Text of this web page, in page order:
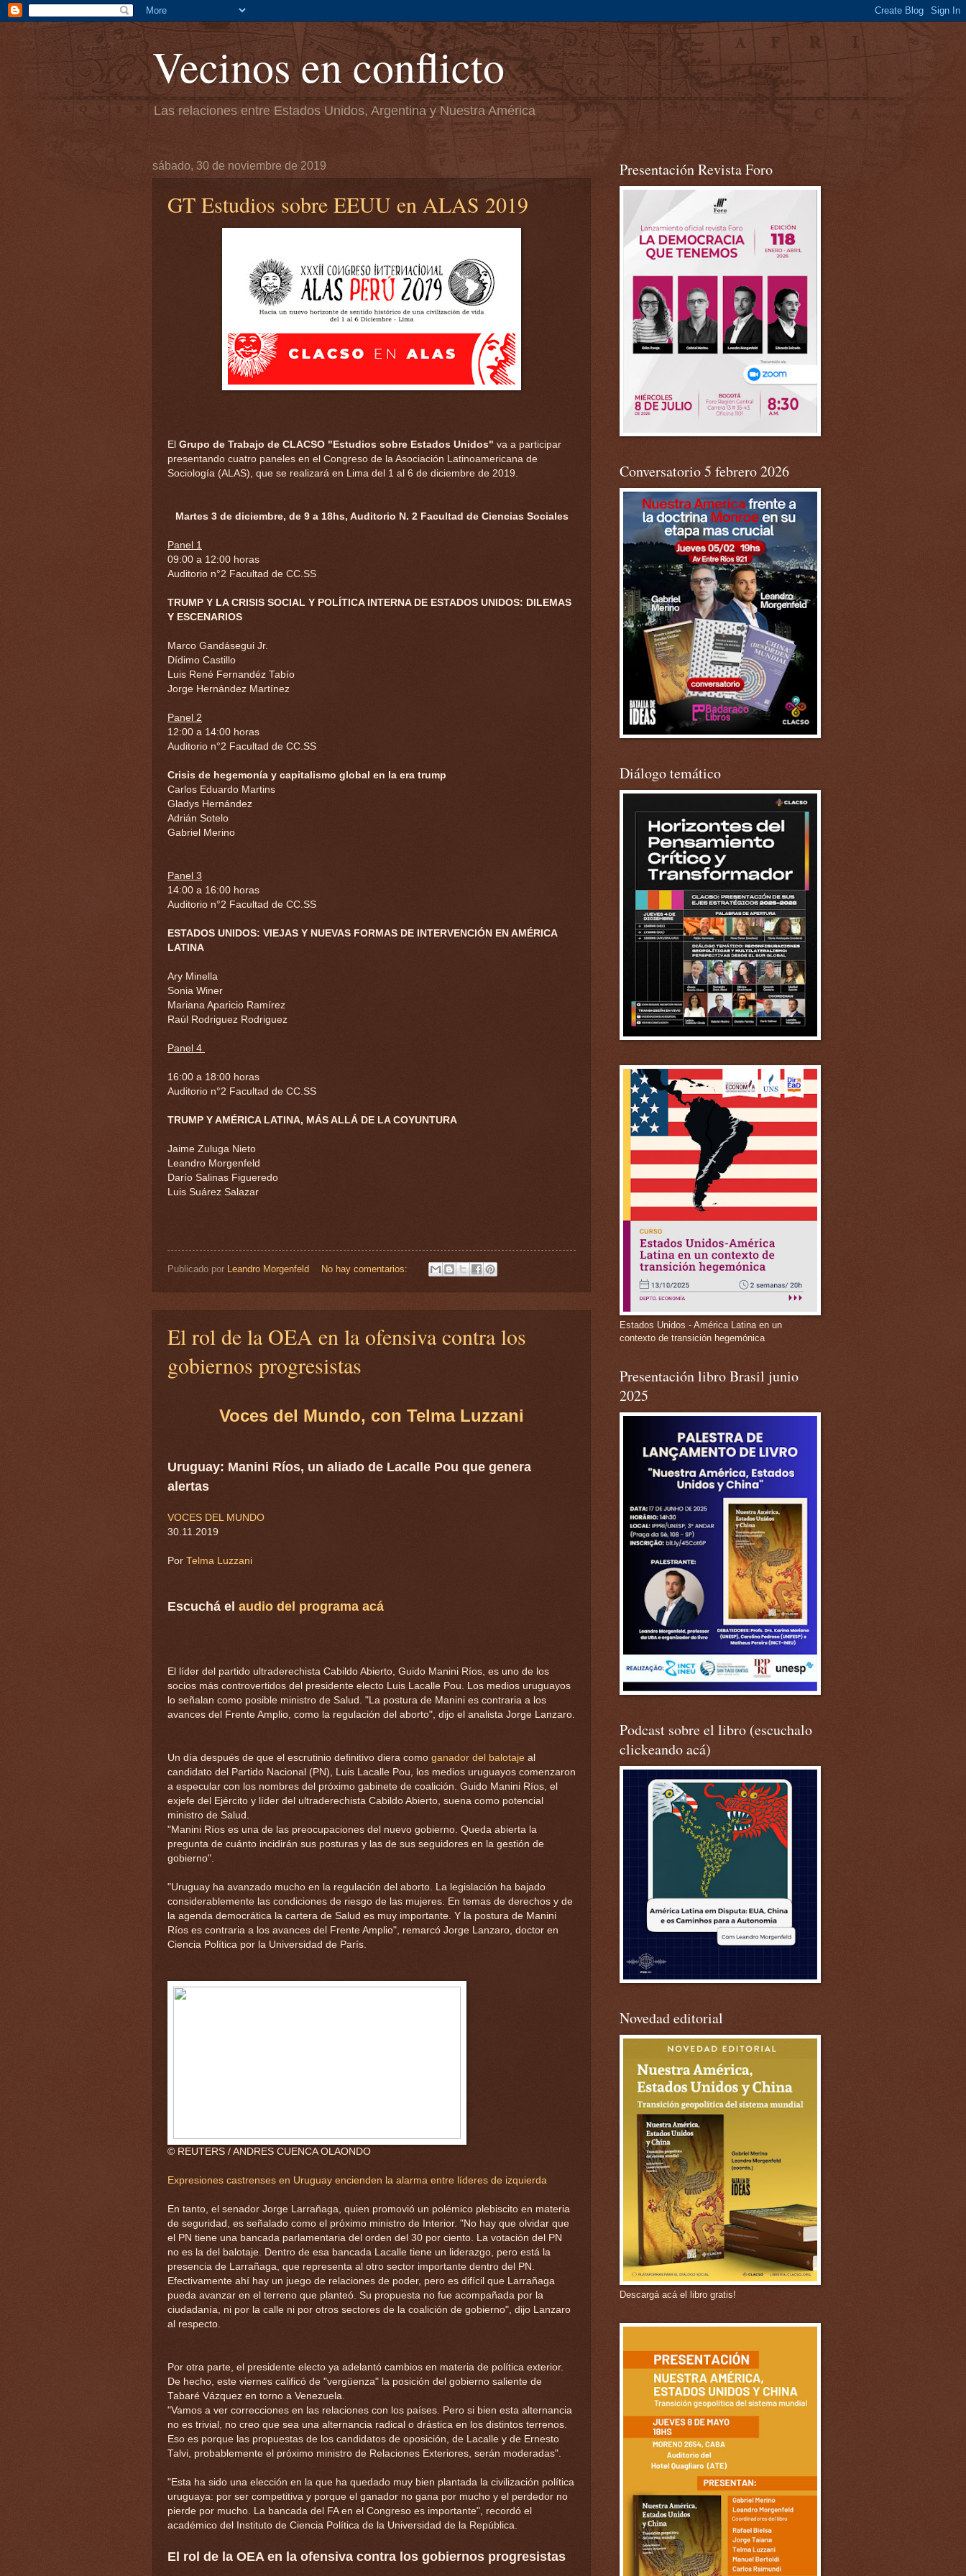
Vecinos en conflicto
Las relaciones entre Estados Unidos, Argentina y Nuestra América
sábado, 30 de noviembre de 2019
GT Estudios sobre EEUU en ALAS 2019
El Grupo de Trabajo de CLACSO "Estudios sobre Estados Unidos" va a participar
presentando cuatro paneles en el Congreso de la Asociación Latinoamericana de
Sociología (ALAS), que se realizará en Lima del 1 al 6 de diciembre de 2019.
Martes 3 de diciembre, de 9 a 18hs, Auditorio N. 2 Facultad de Ciencias Sociales
Panel 1
09:00 a 12:00 horas
Auditorio n°2 Facultad de CC.SS
TRUMP Y LA CRISIS SOCIAL Y POLÍTICA INTERNA DE ESTADOS UNIDOS: DILEMAS
Y ESCENARIOS
Marco Gandásegui Jr.
Dídimo Castillo
Luis René Fernandéz Tabío
Jorge Hernández Martínez
Panel 2
12:00 a 14:00 horas
Auditorio n°2 Facultad de CC.SS
Crisis de hegemonía y capitalismo global en la era trump
Carlos Eduardo Martins
Gladys Hernández
Adrián Sotelo
Gabriel Merino
Panel 3
14:00 a 16:00 horas
Auditorio n°2 Facultad de CC.SS
ESTADOS UNIDOS: VIEJAS Y NUEVAS FORMAS DE INTERVENCIÓN EN AMÉRICA
LATINA
Ary Minella
Sonia Winer
Mariana Aparicio Ramírez
Raúl Rodriguez Rodriguez
Panel 4
16:00 a 18:00 horas
Auditorio n°2 Facultad de CC.SS
TRUMP Y AMÉRICA LATINA, MÁS ALLÁ DE LA COYUNTURA
Jaime Zuluga Nieto
Leandro Morgenfeld
Darío Salinas Figueredo
Luis Suárez Salazar
Publicado por Leandro Morgenfeld No hay comentarios:
El rol de la OEA en la ofensiva contra los
gobiernos progresistas
Voces del Mundo, con Telma Luzzani
Uruguay: Manini Ríos, un aliado de Lacalle Pou que genera
alertas
VOCES DEL MUNDO
30.11.2019
Por Telma Luzzani
Escuchá el audio del programa acá
El líder del partido ultraderechista Cabildo Abierto, Guido Manini Ríos, es uno de los
socios más controvertidos del presidente electo Luis Lacalle Pou. Los medios uruguayos
lo señalan como posible ministro de Salud. "La postura de Manini es contraria a los
avances del Frente Amplio, como la regulación del aborto", dijo el analista Jorge Lanzaro.
Un día después de que el escrutinio definitivo diera como ganador del balotaje al
candidato del Partido Nacional (PN), Luis Lacalle Pou, los medios uruguayos comenzaron
a especular con los nombres del próximo gabinete de coalición. Guido Manini Ríos, el
exjefe del Ejército y líder del ultraderechista Cabildo Abierto, suena como potencial
ministro de Salud.
"Manini Ríos es una de las preocupaciones del nuevo gobierno. Queda abierta la
pregunta de cuánto incidirán sus posturas y las de sus seguidores en la gestión de
gobierno".
"Uruguay ha avanzado mucho en la regulación del aborto. La legislación ha bajado
considerablemente las condiciones de riesgo de las mujeres. En temas de derechos y de
la agenda democrática la cartera de Salud es muy importante. Y la postura de Manini
Ríos es contraria a los avances del Frente Amplio", remarcó Jorge Lanzaro, doctor en
Ciencia Política por la Universidad de París.
© REUTERS / ANDRES CUENCA OLAONDO
Expresiones castrenses en Uruguay encienden la alarma entre líderes de izquierda
En tanto, el senador Jorge Larrañaga, quien promovió un polémico plebiscito en materia
de seguridad, es señalado como el próximo ministro de Interior. "No hay que olvidar que
el PN tiene una bancada parlamentaria del orden del 30 por ciento. La votación del PN
no es la del balotaje. Dentro de esa bancada Lacalle tiene un liderazgo, pero está la
presencia de Larrañaga, que representa al otro sector importante dentro del PN.
Efectivamente ahí hay un juego de relaciones de poder, pero es difícil que Larrañaga
pueda avanzar en el terreno que planteó. Su propuesta no fue acompañada por la
ciudadanía, ni por la calle ni por otros sectores de la coalición de gobierno", dijo Lanzaro
al respecto.
Por otra parte, el presidente electo ya adelantó cambios en materia de política exterior.
De hecho, este viernes calificó de "vergüenza" la posición del gobierno saliente de
Tabaré Vázquez en torno a Venezuela.
"Vamos a ver correcciones en las relaciones con los países. Pero si bien esta alternancia
no es trivial, no creo que sea una alternancia radical o drástica en los distintos terrenos.
Eso es porque las propuestas de los candidatos de oposición, de Lacalle y de Ernesto
Talvi, probablemente el próximo ministro de Relaciones Exteriores, serán moderadas".
"Esta ha sido una elección en la que ha quedado muy bien plantada la civilización política
uruguaya: por ser competitiva y porque el ganador no gana por mucho y el perdedor no
pierde por mucho. La bancada del FA en el Congreso es importante", recordó el
académico del Instituto de Ciencia Política de la Universidad de la República.
El rol de la OEA en la ofensiva contra los gobiernos progresistas
Presentación Revista Foro
Conversatorio 5 febrero 2026
Diálogo temático
Estados Unidos - América Latina en un
contexto de transición hegemónica
Presentación libro Brasil junio
2025
Podcast sobre el libro (escuchalo
clickeando acá)
Novedad editorial
Descargá acá el libro gratis!